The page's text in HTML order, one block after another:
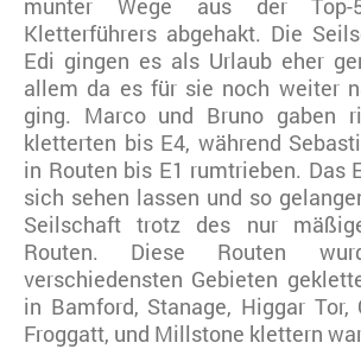
munter Wege aus der
Kletterführers abgehakt. Die
Edi gingen es als Urlaub eher
allem da es für sie noch weiter
ging. Marco und Bruno gaben
kletterten bis E4, während
in Routen bis E1 rumtrieben. Das
sich sehen lassen und so
Seilschaft trotz des nur
Routen. Diese Routen
verschiedensten Gebieten
in Bamford, Stanage, Higgar Tor,
Froggatt, und Millstone klettern